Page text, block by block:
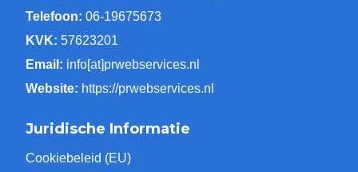
Telefoon: 06-19675673
KVK: 57623201
Email: info[at]prwebservices.nl
Website: https://prwebservices.nl
Juridische Informatie
Cookiebeleid (EU)